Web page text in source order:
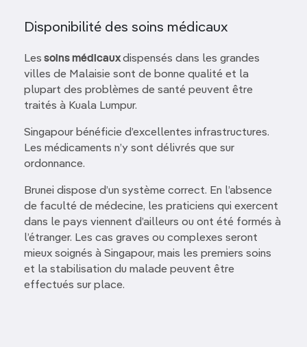
Disponibilité des soins médicaux
Les soins médicauxdispensés dans les grandes
villes de Malaisie sont de bonne qualité et la
plupart des problèmes de santé peuvent être
traités à Kuala Lumpur.
Singapour bénéficie d’excellentes infrastructures.
Les médicaments n’y sont délivrés que sur
ordonnance.
Brunei dispose d’un système correct. En l’absence
de faculté de médecine, les praticiens qui exercent
dans le pays viennent d’ailleurs ou ont été formés à
l’étranger. Les cas graves ou complexes seront
mieux soignés à Singapour, mais les premiers soins
et la stabilisation du malade peuvent être
effectués sur place.